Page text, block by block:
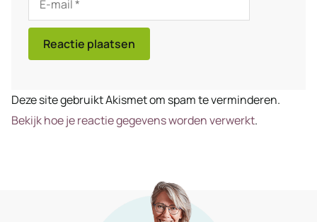
mail
Deze site gebruikt Akismet om spam te verminderen.
Bekijk hoe je reactie gegevens worden verwerkt.